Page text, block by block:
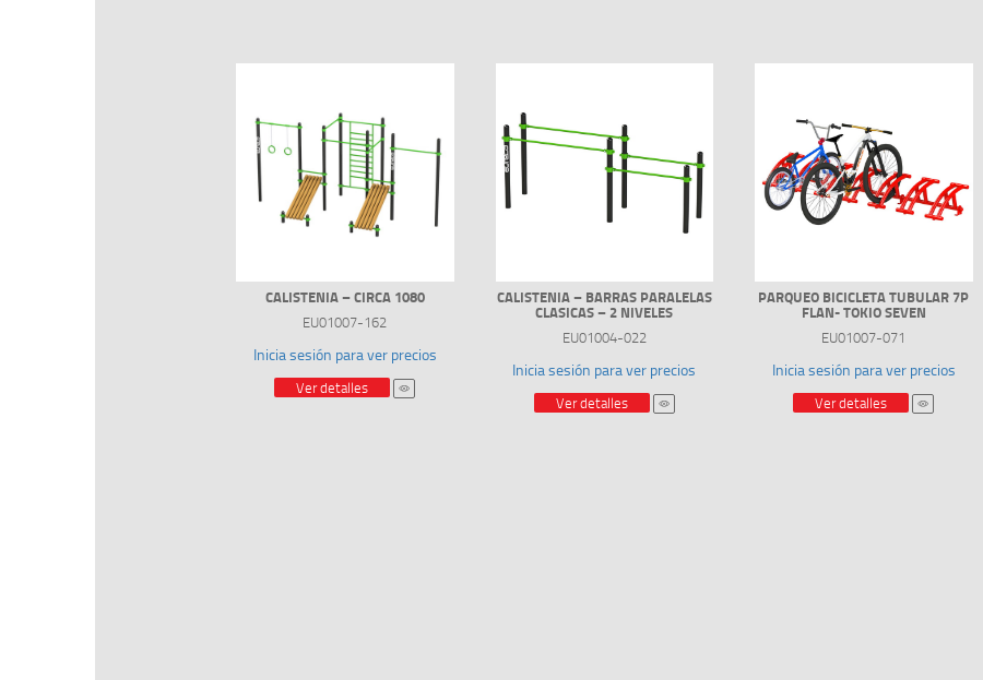
CALISTENIA – CIRCA 1080
EU01007-162
Inicia sesión para ver precios
Ver detalles
CALISTENIA – BARRAS PARALELAS
CLASICAS – 2 NIVELES
EU01004-022
Inicia sesión para ver precios
Ver detalles
PARQUEO BICICLETA TUBULAR 7P
FLAN- TOKIO SEVEN
EU01007-071
Inicia sesión para ver precios
Ver detalles